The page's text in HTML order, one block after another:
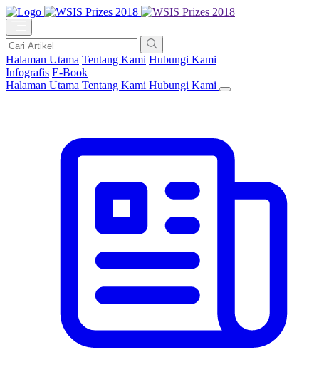
Halaman Utama Tentang Kami Hubungi Kami
Infografis E-Book
Halaman Utama Tentang Kami Hubungi Kami